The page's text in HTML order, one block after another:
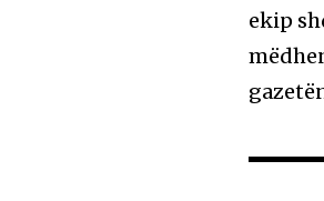
ekip